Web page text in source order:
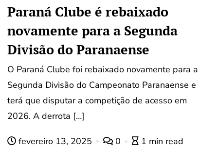
Paraná Clube é rebaixado
novamente para a Segunda
Divisão do Paranaense
O Paraná Clube foi rebaixado novamente para a
Segunda Divisão do Campeonato Paranaense e
terá que disputar a competição de acesso em
2026. A derrota […]
fevereiro 13, 2025 0 1 min read